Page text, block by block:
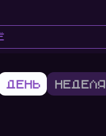
День Неделя